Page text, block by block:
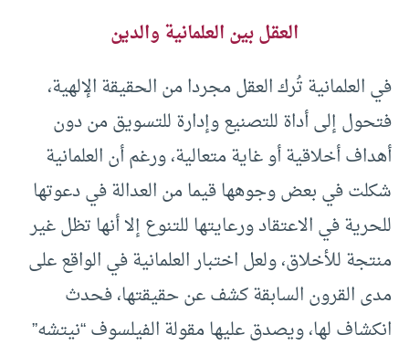
العقل بين العلمانية والدين
في العلمانية تُرك العقل مجردا من الحقيقة الإلهية،
فتحول إلى أداة للتصنيع وإدارة للتسويق من دون
أهداف أخلاقية أو غاية متعالية، ورغم أن العلمانية
شكلت في بعض وجوهها قيما من العدالة في دعوتها
للحرية في الاعتقاد ورعايتها للتنوع إلا أنها تظل غير
منتجة للأخلاق، ولعل اختبار العلمانية في الواقع على
مدى القرون السابقة كشف عن حقيقتها، فحدث
انكشاف لها، ويصدق عليها مقولة الفيلسوف “نيتشه”